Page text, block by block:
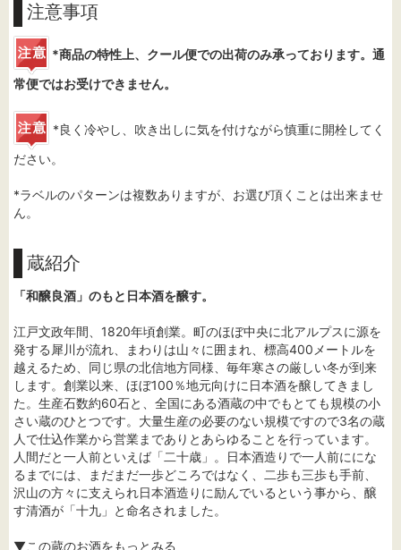
注意事項
*商品の特性上、クール便での出荷のみ承っております。通
常便ではお受けできません。
*良く冷やし、吹き出しに気を付けながら慎重に開栓してく
ださい。
*ラベルのパターンは複数ありますが、お選び頂くことは出来ませ
ん。
蔵紹介
「和醸良酒」のもと日本酒を醸す。
江戸文政年間、1820年頃創業。町のほぼ中央に北アルプスに源を
発する犀川が流れ、まわりは山々に囲まれ、標高400メートルを
越えるため、同じ県の北信地方同様、毎年寒さの厳しい冬が到来
します。創業以来、ほぼ100％地元向けに日本酒を醸してきまし
た。生産石数約60石と、全国にある酒蔵の中でもとても規模の小
さい蔵のひとつです。大量生産の必要のない規模ですので3名の蔵
人で仕込作業から営業までありとあらゆることを行っています。
人間だと一人前といえば「二十歳」。日本酒造りで一人前ににな
るまでには、まだまだ一歩どころではなく、二歩も三歩も手前、
沢山の方々に支えられ日本酒造りに励んでいるという事から、醸
す清酒が「十九」と命名されました。
▼この蔵のお酒をもっとみる